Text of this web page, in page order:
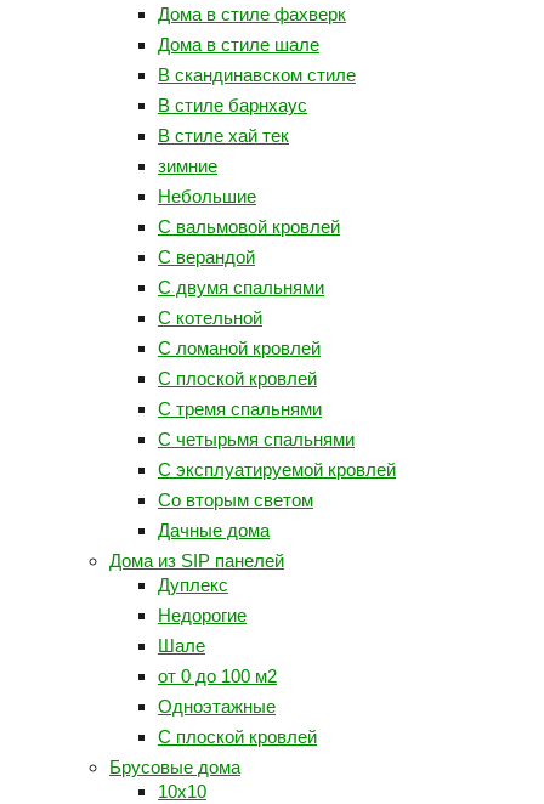
Дома в стиле фахверк
Дома в стиле шале
В скандинавском стиле
В стиле барнхаус
В стиле хай тек
зимние
Небольшие
С вальмовой кровлей
С верандой
С двумя спальнями
С котельной
С ломаной кровлей
С плоской кровлей
С тремя спальнями
С четырьмя спальнями
С эксплуатируемой кровлей
Со вторым светом
Дачные дома
Дома из SIP панелей
Дуплекс
Недорогие
Шале
от 0 до 100 м2
Одноэтажные
С плоской кровлей
Брусовые дома
10х10